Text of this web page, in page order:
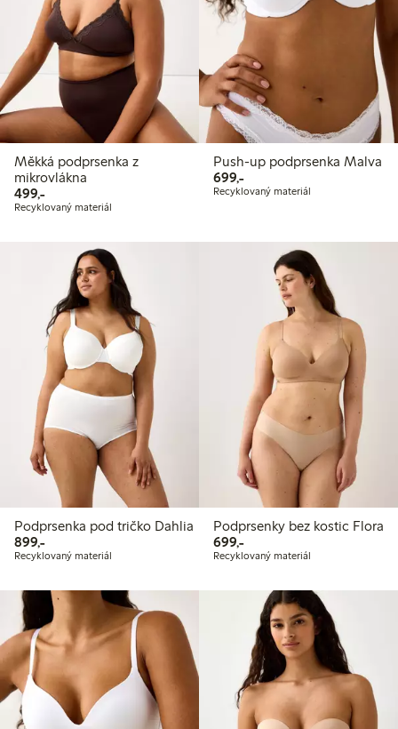
Měkká podprsenka z
mikrovlákna
499,-499,00 Kč
Recyklovaný materiál
Push-up podprsenka Malva
699,-699,00 Kč
Recyklovaný materiál
Podprsenka pod tričko Dahlia
899,-899,00 Kč
Recyklovaný materiál
Podprsenky bez kostic Flora
699,-699,00 Kč
Recyklovaný materiál